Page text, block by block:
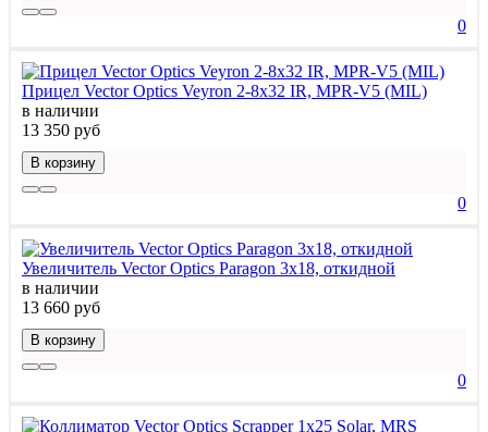
0
Прицел Vector Optics Veyron 2-8x32 IR, MPR-V5 (MIL)
в наличии
13 350 руб
В корзину
0
Увеличитель Vector Optics Paragon 3x18, откидной
в наличии
13 660 руб
В корзину
0